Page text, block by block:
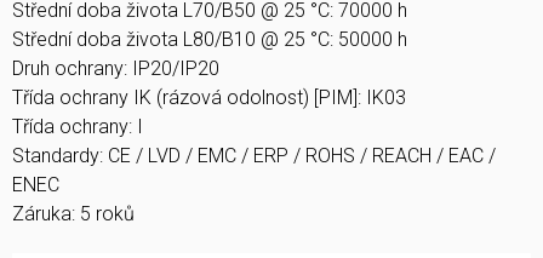
Střední doba života L70/B50 @ 25 °C: 70000 h
Střední doba života L80/B10 @ 25 °C: 50000 h
Druh ochrany: IP20/IP20
Třída ochrany IK (rázová odolnost) [PIM]: IK03
Třída ochrany: I
Standardy: CE / LVD / EMC / ERP / ROHS / REACH / EAC /
ENEC
Záruka: 5 roků